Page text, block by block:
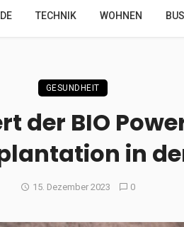
TECHNIK WOHNEN
GESUNDHEIT
der BIO
in
15. Dezember 2023 0